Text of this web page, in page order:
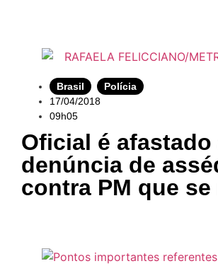
Brasil
Polícia
17/04/2018
09h05
Oficial é afastado
denúncia de
contra PM que se